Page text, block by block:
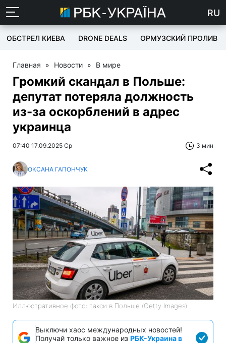
RU
ОБСТРЕЛ КИЕВА DRONE DEALS ОРМУЗСКИЙ ПРОЛИВ
Главная » Новости » В мире
Громкий скандал в Польше:
депутат потеряла должность
из-за оскорблений в адрес
украинца
07:40 17.09.2025 Ср 3 мин
ОКСАНА ГАПОНЧУК
Иллюстративное фото: такси в Польше (Getty Images)
Выключи хаос международных новостей!
Получай только важное из РБК-Украина в